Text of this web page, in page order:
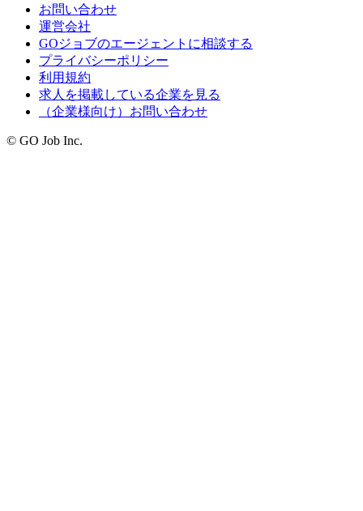
お問い合わせ
運営会社
GOジョブのエージェントに相談する
プライバシーポリシー
利用規約
求人を掲載している企業を見る
（企業様向け）お問い合わせ
© GO Job Inc.